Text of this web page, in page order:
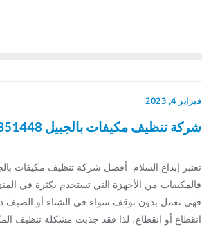
فبراير 4, 2023
شركة تنظيف مكيفات
تعتبر إبداع السلام أفضل شركة تنظيف مكيفات
فالمكيفات من الأجهزة التي تستخدم بكثرة في
فهي تعمل بدون توقف سواء في الشتاء أو الصيف
انقطاع أو انقطاع، لذا فقد جذبت مشكلة تنظيف